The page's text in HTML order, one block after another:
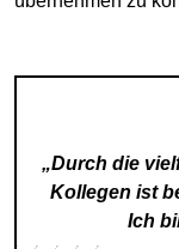
„Durch die
Kollegen ist
Ich